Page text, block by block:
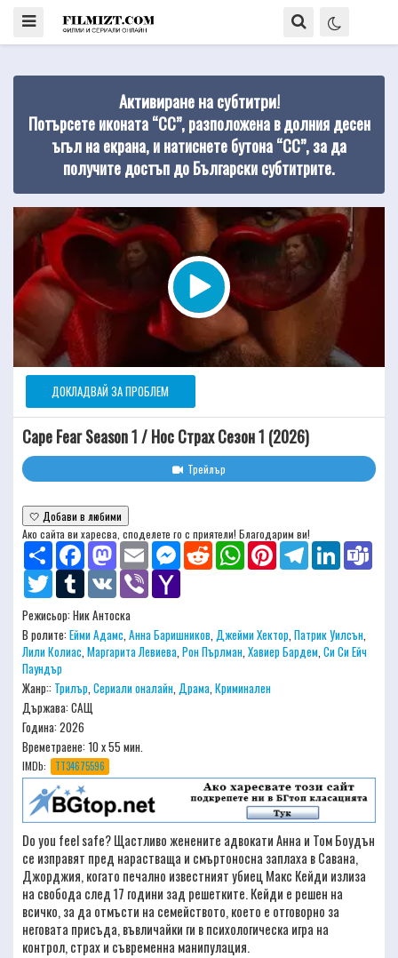
Активиране на субтитри!
Потърсете иконата “CC”, разположена в долния десен
ъгъл на екрана, и натиснете бутона “CC”, за да
получите достъп до Български субтитрите.
ДОКЛАДВАЙ ЗА ПРОБЛЕМ
Cape Fear Season 1 / Нос Страх Сезон 1 (2026)
Трейлър
🤍 Добави в любими
Ако сайта ви харесва, споделете го с приятели! Благодарим ви!
Share
FacebookMastodonEmail MessengerReddit WhatsAppPinterestTelegramLinkedIn
Twitter
Tumblr VK Viber
Режисьор:Ник Антоска
В ролите:Ейми Адамс,Анна Баришников,Джейми Хектор,Патрик Уилсън,
Лили Колиас,Маргарита Левиева,Рон Пърлман,Хавиер Бардем,Си Си Ейч
Паундър
Жанр:: Трилър,Сериали оналайн,Драма,Криминален
Държава: САЩ
Година: 2026
Времетраене:10 x 55 мин.
IMDb: TT34675596
Do you feel safe? Щастливо женените адвокати Анна и Том Боудън
се изправят пред нарастваща и смъртоносна заплаха в Савана,
Джорджия, когато печално известният убиец Макс Кейди излиза
на свобода след 17 години зад решетките. Кейди е решен на
всичко, за да отмъсти на семейството, което е отговорно за
неговата присъда, въвличайки ги в психологическа игра на
контрол, страх и съвременна манипулация.